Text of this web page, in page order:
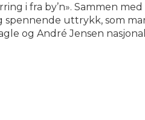
i fra by’n». Sammen
spennende uttrykk, som
og André Jensen